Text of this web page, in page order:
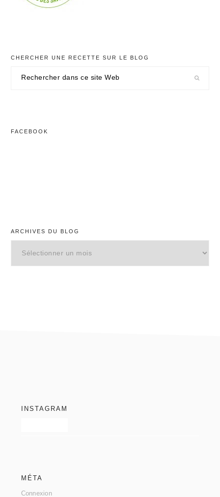
CHERCHER UNE RECETTE SUR LE BLOG
FACEBOOK
ARCHIVES DU BLOG
INSTAGRAM
MÉTA
Connexion